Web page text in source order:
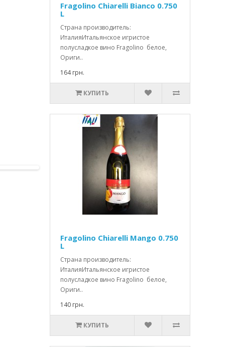
Fragolino Chiarelli Bianco 0.750
L
Страна производитель:
ИталияИтальянское игристое
полусладкое вино Fragolino белое,
Ориги..
164 грн.
КУПИТЬ
Fragolino Chiarelli Mango 0.750
L
Страна производитель:
ИталияИтальянское игристое
полусладкое вино Fragolino белое,
Ориги..
140 грн.
КУПИТЬ